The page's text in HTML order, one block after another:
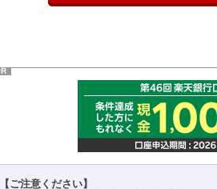
【ご注意ください】